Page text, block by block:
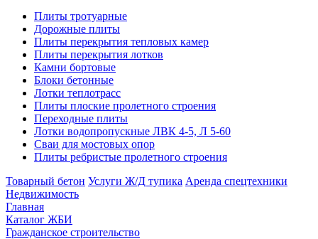
Плиты тротуарные
Дорожные плиты
Плиты перекрытия тепловых камер
Плиты перекрытия лотков
Камни бортовые
Блоки бетонные
Лотки теплотрасс
Плиты плоские пролетного строения
Переходные плиты
Лотки водопропускные ЛВК 4-5, Л 5-60
Сваи для мостовых опор
Плиты ребристые пролетного строения
Товарный бетон Услуги Ж/Д тупика Аренда спецтехники
Недвижимость
Главная
Каталог ЖБИ
Гражданское строительство